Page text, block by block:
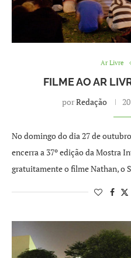
Ar Livre
FILME AO AR
porRedação
No domingo do dia 27 de
encerra a 37º edição da Mostra
gratuitamente o filme Nathan, o